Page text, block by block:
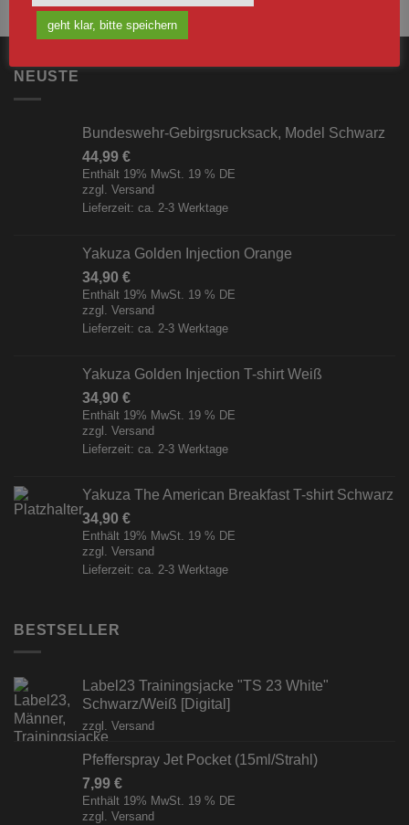
NEUSTE
Bundeswehr-Gebirgsrucksack, Model Schwarz
44,99 €
Enthält 19% MwSt. 19 % DE
zzgl. Versand
Lieferzeit: ca. 2-3 Werktage
Yakuza Golden Injection Orange
34,90 €
Enthält 19% MwSt. 19 % DE
zzgl. Versand
Lieferzeit: ca. 2-3 Werktage
Yakuza Golden Injection T-shirt Weiß
34,90 €
Enthält 19% MwSt. 19 % DE
zzgl. Versand
Lieferzeit: ca. 2-3 Werktage
Yakuza The American Breakfast T-shirt Schwarz
34,90 €
Enthält 19% MwSt. 19 % DE
zzgl. Versand
Lieferzeit: ca. 2-3 Werktage
BESTSELLER
Label23 Trainingsjacke "TS 23 White"
Schwarz/Weiß [Digital]
zzgl. Versand
Pfefferspray Jet Pocket (15ml/Strahl)
7,99 €
Enthält 19% MwSt. 19 % DE
zzgl. Versand
geht klar, bitte speichern